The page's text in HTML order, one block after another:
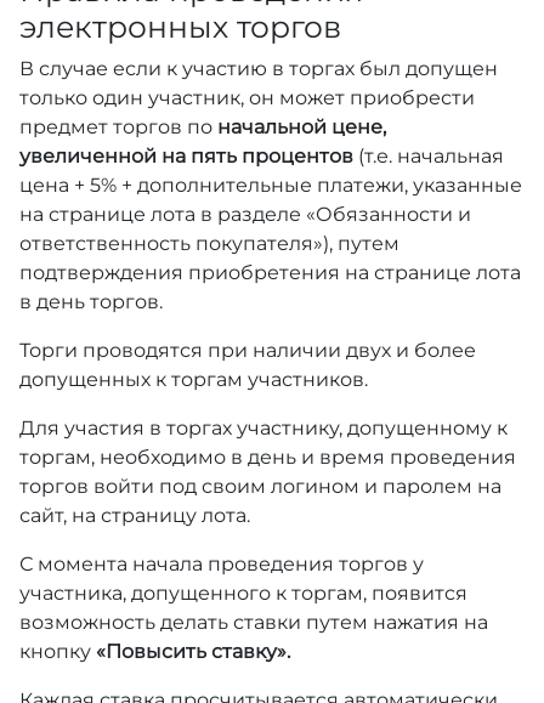
электронных торгов
В случае если к участию в торгах был допущен
только один участник, он может приобрести
предмет торгов по начальной цене,
увеличенной на пять процентов (т.е. начальная
цена + 5% + дополнительные платежи, указанные
на странице лота в разделе «Обязанности и
ответственность покупателя»), путем
подтверждения приобретения на странице лота
в день торгов.
Торги проводятся при наличии двух и более
допущенных к торгам участников.
Для участия в торгах участнику, допущенному к
торгам, необходимо в день и время проведения
торгов войти под своим логином и паролем на
сайт, на страницу лота.
С момента начала проведения торгов у
участника, допущенного к торгам, появится
возможность делать ставки путем нажатия на
кнопку «Повысить ставку».